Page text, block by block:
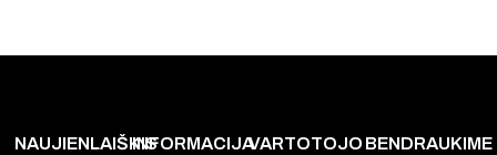
NAUJIENLAIŠKISINFORMACIJAVARTOTOJO BENDRAUKIME